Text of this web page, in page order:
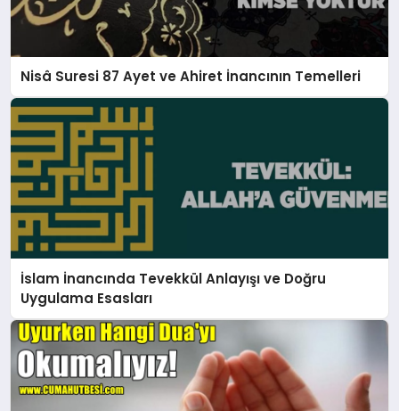
Nisâ Suresi 87 Ayet ve Ahiret İnancının Temelleri
İslam İnancında Tevekkül Anlayışı ve Doğru
Uygulama Esasları